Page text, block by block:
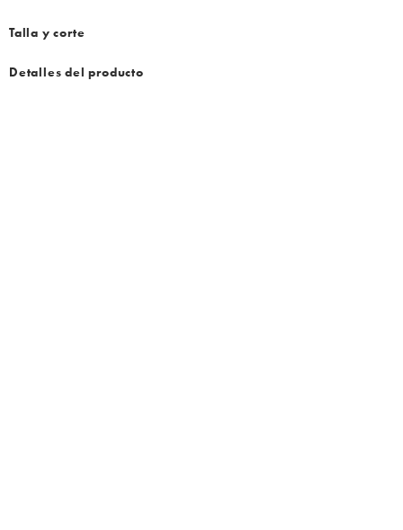
Talla y corte
Detalles del producto